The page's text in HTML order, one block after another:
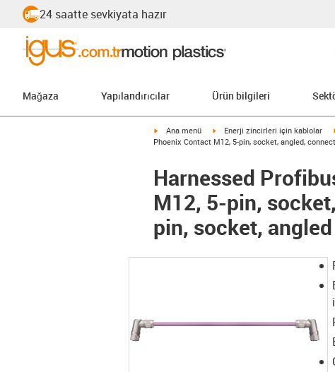
24 saatte sevkiyata hazır
Mağaza Yapılandırıcılar Ürün bilgileri
igus-icon-arrow-right
Ana menü igus-icon-arrow-right
Enerji zincirleri için kablolar
Phoenix Contact M12, 5-pin, socket, angled,
Harnessed
M12, 5-pin,
pin, socket, angled